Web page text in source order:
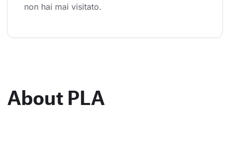
non hai mai visitato.
About PLA